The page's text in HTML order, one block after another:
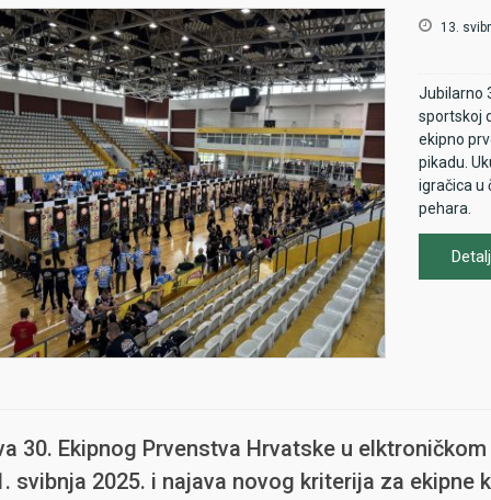
17:00
HPS
- četiri
ostvariti
seniorki
PH
- nakon
16
ždrijebu
13.
Jubilarno
sportskoj
ekipno
pikadu.
igračica u
pehara.
30. Ekipnog Prvenstva Hrvatske u
svibnja 2025. i najava novog kriterija za ekipne